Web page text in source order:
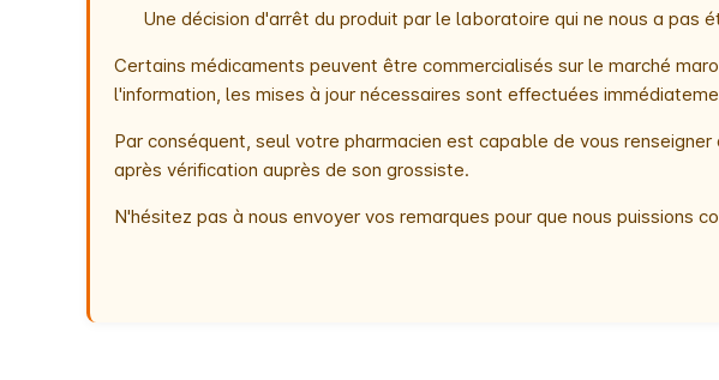
Une décision d'arrêt du produit par le laboratoire qui ne nous a pas
Certains médicaments peuvent être commercialisés sur le marché
l'information, les mises à jour nécessaires sont effectuées
Par conséquent, seul votre pharmacien est capable de vous
après vérification auprès de son grossiste.
N'hésitez pas à nous envoyer vos remarques pour que nous puissions